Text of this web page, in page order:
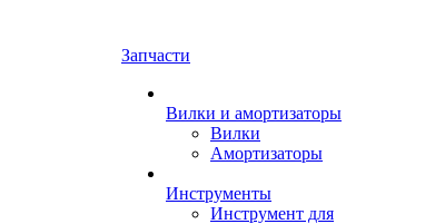
Запчасти
Вилки и амортизаторы
Вилки
Амортизаторы
Инструменты
Инструмент для